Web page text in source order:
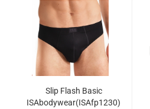
Slip Flash Basic
ISAbodywear(ISAfp1230)